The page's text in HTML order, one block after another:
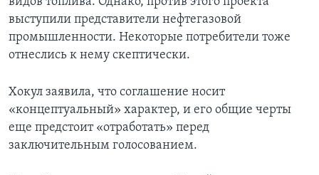
выступили представители нефтегазовой
промышленности. Некоторые потребители тоже
отнеслись к нему скептически.
Хокул заявила, что соглашение носит
«концептуальный» характер, и его общие черты
еще предстоит «отработать» перед
заключительным голосованием.